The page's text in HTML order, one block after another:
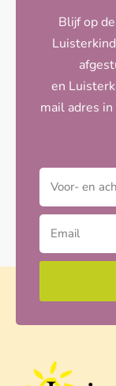
Blijf op
en
mail adres